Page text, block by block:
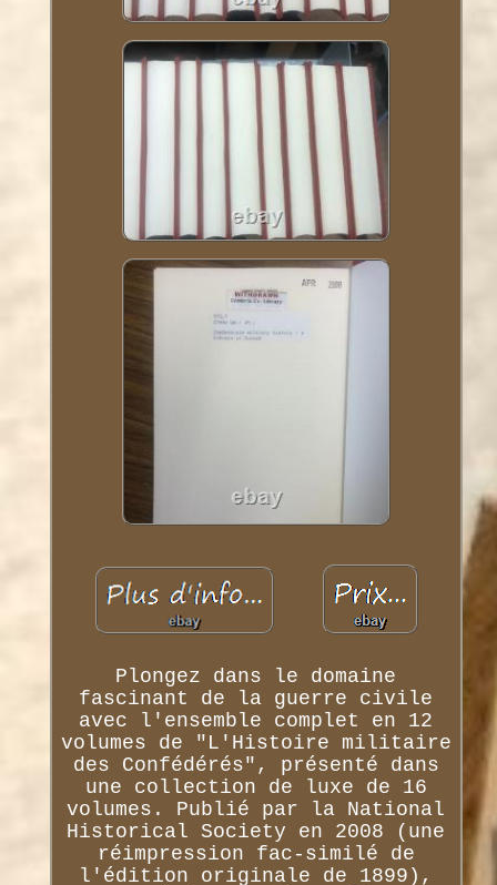
Plongez dans le domaine
fascinant de la guerre civile
avec l'ensemble complet en 12
volumes de "L'Histoire militaire
des Confédérés", présenté dans
une collection de luxe de 16
volumes. Publié par la National
Historical Society en 2008 (une
réimpression fac-similé de
l'édition originale de 1899),